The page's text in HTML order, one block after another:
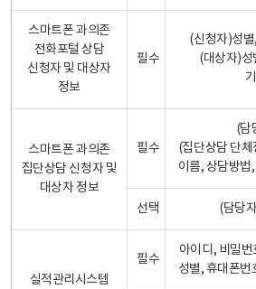
스마트폰 과의존
전화포털 상담
신청자 및 대상자
정보
필수
(신청자)성별
(대상자)성
스마트폰 과의존
집단상담 신청자 및
대상자 정보
필수
(담
(집단상담 단
이름, 상담방법
선택 (담당
실적관리시스템
필수
아이디, 비밀
성별, 휴대폰번